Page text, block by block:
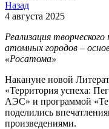
Назад
4 августа 2025
Реализация
атомных городов –
«Росатома»
Накануне новой
«Территория успеха:
АЭС» и программой
поделились
произведениями.